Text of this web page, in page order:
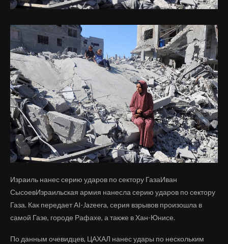
Израиль нанес серию ударов по сектору ГазаИван
СысоевИзраильская армия нанесла серию ударов по сектору
Газа. Как передает Al-Jazeera, серия взрывов произошла в
самой Газе, городе Рафахе, а также в Хан-Юнисе.
По данным очевидцев, ЦАХАЛ нанес удары по нескольким